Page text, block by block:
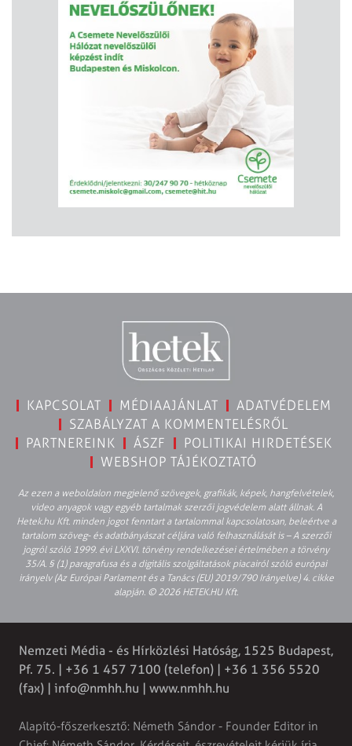
KAPCSOLAT MÉDIAAJÁNLAT
ADATVÉDELEM
SZABÁLYZAT A KOMMENTELÉSRŐL
PARTNEREINK
ÁSZF
POLITIKAI HIRDETÉSEK
WEBSHOP TÁJÉKOZTATÓ
Az ezen a weboldalon megjelenő szövegek, grafikák, képek, hangfelvételek,
video anyagok vagy egyéb tartalmak szerzői jogvédelem alatt állnak. A
Hetek.hu Kft. minden jogot fenntart a tartalommal kapcsolatosan, beleértve a
tartalom szöveg- és adatbányászat céljára való felhasználását is – A szerzői
jogról szóló 1999. évi LXXVI. törvény rendelkezései értelmében a törvény
35/A. § (1) paragrafusa és a digitális szolgáltatások piacairól szóló európai
irányelv (Az Európai Parlament és a Tanács (EU) 2019/790 Irányelve) 4. cikke
alapján. © 2026 HETEK.HU Kft.
Nemzeti Média - és Hírközlési Hatóság, 1525 Budapest,
Pf. 75. | +36 1 457 7100 (telefon) | +36 1 356 5520
(fax) | info@nmhh.hu | www.nmhh.hu
Alapító-főszerkesztő: Németh Sándor - Founder Editor in